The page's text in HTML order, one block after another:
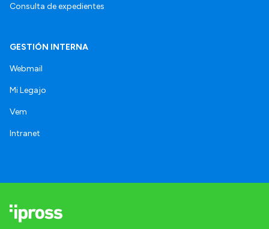
Consulta de expedientes
GESTIÓN INTERNA
Webmail
Mi Legajo
Vem
Intranet